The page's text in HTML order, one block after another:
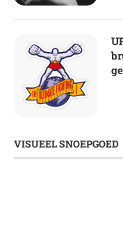
VISUEEL SNOEPGOED